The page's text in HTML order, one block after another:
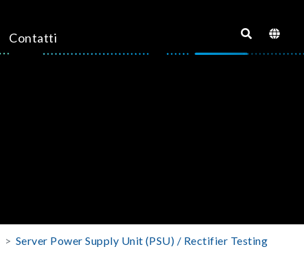
Contatti
Server Power Supply Unit (PSU) / Rectifier Testing